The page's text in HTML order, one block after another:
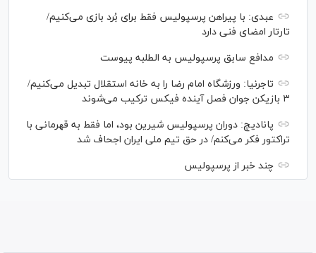
عبدی: با پیراهن پرسپولیس فقط برای بُرد بازی می‌کنیم/
تارتار امضای فنی دارد
مدافع سابق پرسپولیس به الطلبه پیوست
تاجرنیا: ورزشگاه امام رضا را به خانه استقلال تبدیل می‌کنیم/
۳ بازیکن جوان فصل آینده فیکس ترکیب می‌شوند
پانادیچ: دوران پرسپولیس شیرین بود، اما فقط به قهرمانی با
تراکتور فکر می‌کنم/ در حق تیم ملی ایران اجحاف شد
چند خبر از پرسپولیس